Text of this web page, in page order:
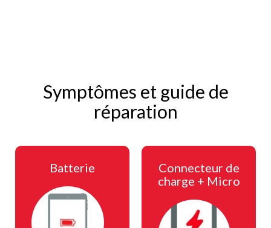
Symptômes et guide de
réparation
Batterie
Connecteur de
charge + Micro